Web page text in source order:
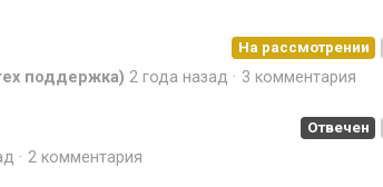
На рассмотрении
поддержка) 2 года назад 3 комментария
Отвечен
2 комментария